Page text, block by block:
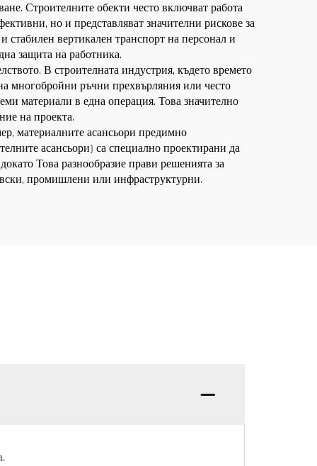
Строителните обекти често включват работа
но и представляват значителни рискове за
стабилен вертикален транспорт на персонал и
защита на работника.
В строителната индустрия, където времето
многобройни ръчни прехвърляния или често
материали в една операция. Това значително
на проекта.
материалните асансьори предимно
асансьори) са специално проектирани да
Това разнообразие прави решенията за
промишлени или инфраструктурни.